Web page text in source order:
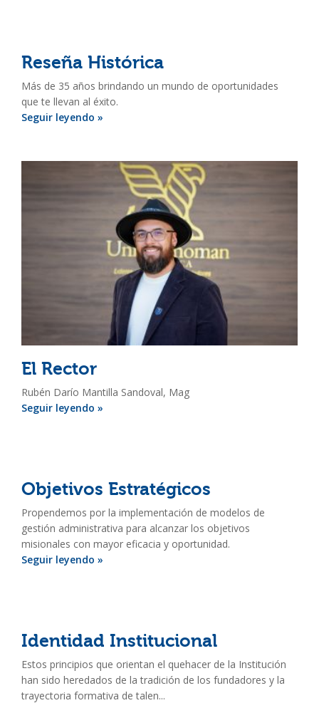
Reseña Histórica
Más de 35 años brindando un mundo de oportunidades
que te llevan al éxito.
Seguir leyendo »
El Rector
Rubén Darío Mantilla Sandoval, Mag
Seguir leyendo »
Objetivos Estratégicos
Propendemos por la implementación de modelos de
gestión administrativa para alcanzar los objetivos
misionales con mayor eficacia y oportunidad.
Seguir leyendo »
Identidad Institucional
Estos principios que orientan el quehacer de la Institución
han sido heredados de la tradición de los fundadores y la
trayectoria formativa de talen...